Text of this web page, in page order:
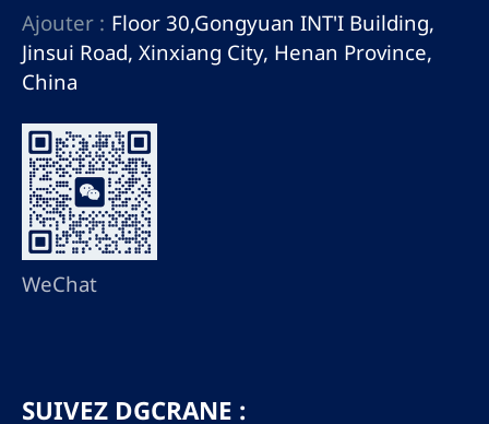
Ajouter : Floor 30,Gongyuan INT'I Building,
Jinsui Road, Xinxiang City, Henan Province,
China
WeChat
SUIVEZ DGCRANE :